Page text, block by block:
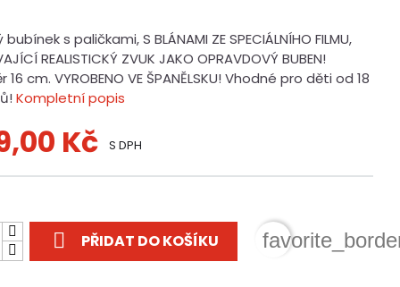
s paličkami, S BLÁNAMI ZE SPECIÁLNÍHO FILMU,
REALISTICKÝ ZVUK JAKO OPRAVDOVÝ BUBEN!
16 cm. VYROBENO VE ŠPANĚLSKU! Vhodné pro děti od 18
Kompletní popis
Kč S DPH
 PŘIDAT DO KOŠÍKU